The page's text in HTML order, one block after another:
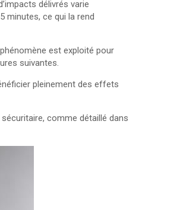
délivrés varie
minutes, ce qui la rend
est exploité pour
suivantes.
pleinement des effets
comme détaillé dans